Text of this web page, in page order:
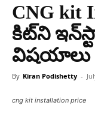
CNG kit
కిట్‌ని
విషయాలు
By Kiran Podishetty -
cng kit installation price